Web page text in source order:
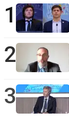
1
2
3